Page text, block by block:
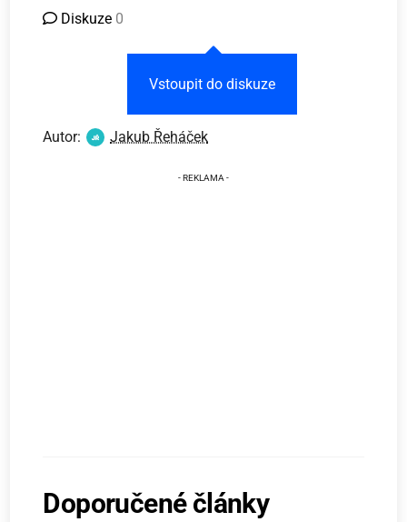
Diskuze 0
Vstoupit do diskuze
Autor: Jakub Řeháček
Doporučené články